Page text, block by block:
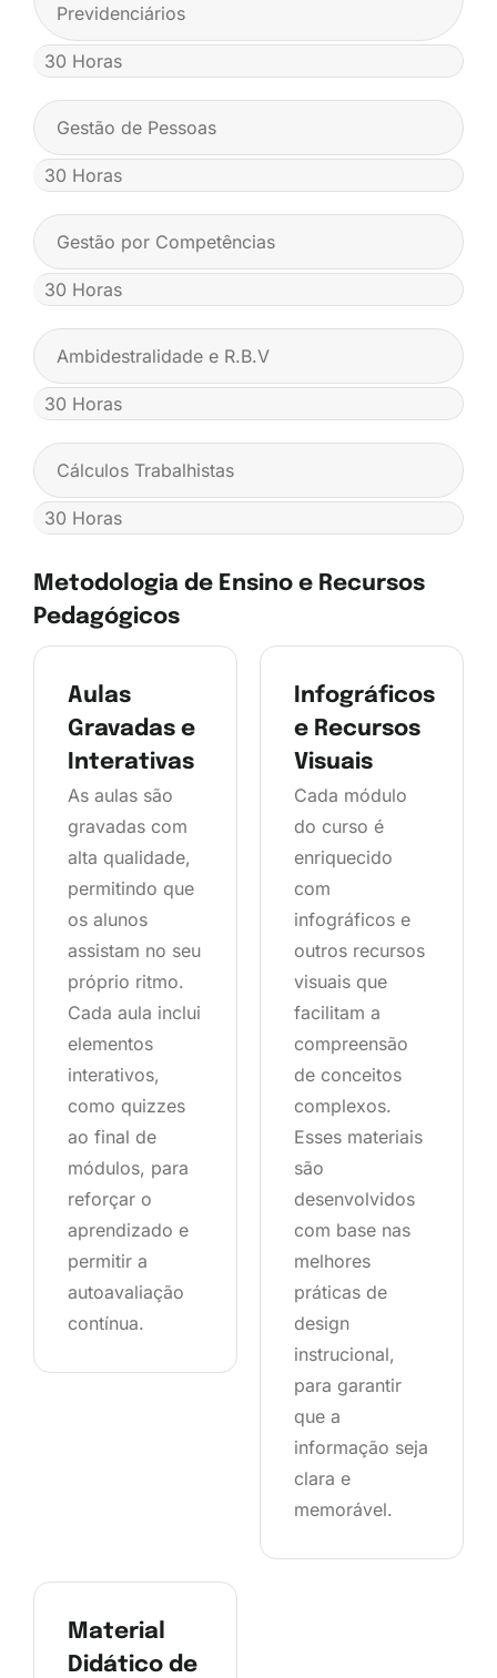
Previdenciários
30 Horas
Gestão de Pessoas
30 Horas
Gestão por Competências
30 Horas
Ambidestralidade e R.B.V
30 Horas
Cálculos Trabalhistas
30 Horas
Metodologia de Ensino e Recursos
Pedagógicos
Aulas
Gravadas e
Interativas
As aulas são
gravadas com
alta qualidade,
permitindo que
os alunos
assistam no seu
próprio ritmo.
Cada aula inclui
elementos
interativos,
como quizzes
ao final de
módulos, para
reforçar o
aprendizado e
permitir a
autoavaliação
contínua.
Infográficos
e Recursos
Visuais
Cada módulo
do curso é
enriquecido
com
infográficos e
outros recursos
visuais que
facilitam a
compreensão
de conceitos
complexos.
Esses materiais
são
desenvolvidos
com base nas
melhores
práticas de
design
instrucional,
para garantir
que a
informação seja
clara e
memorável.
Material
Didático de